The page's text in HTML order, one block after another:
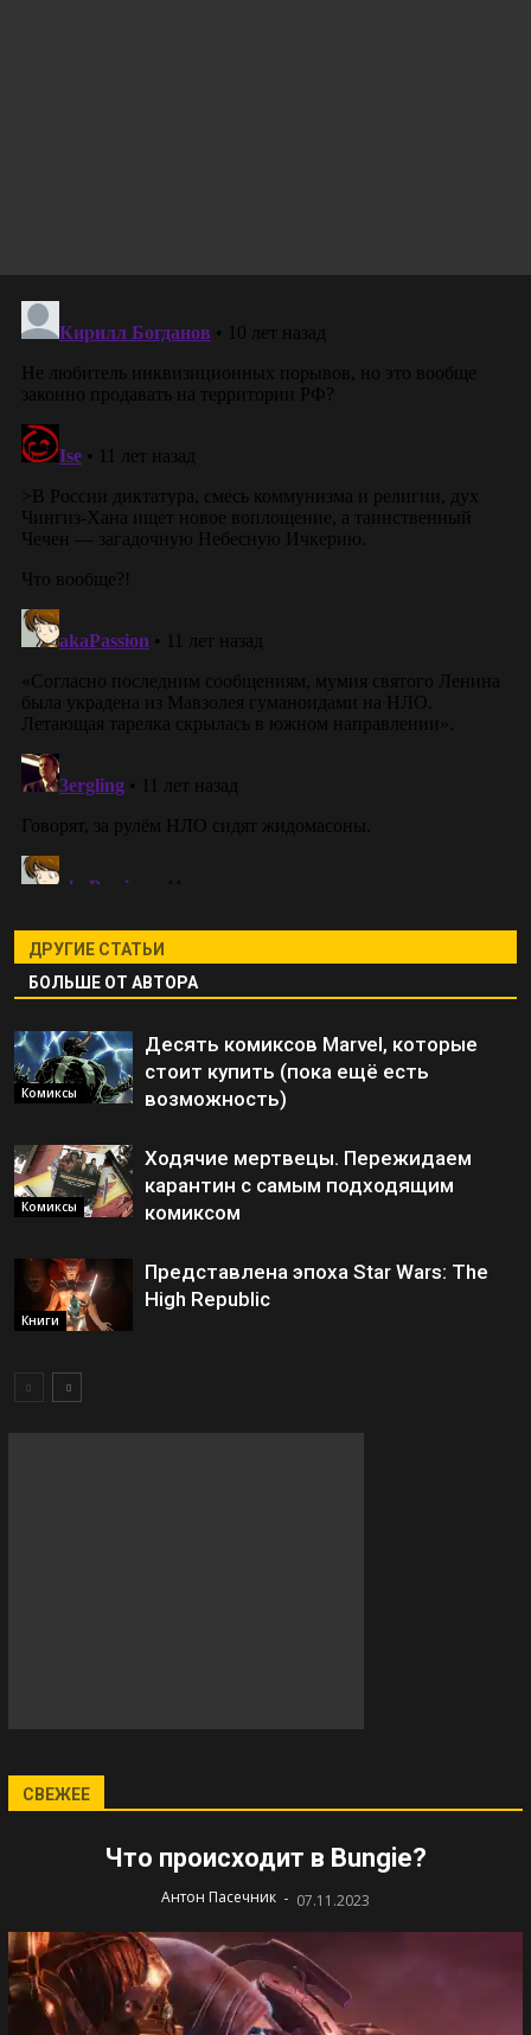
ДРУГИЕ СТАТЬИ
БОЛЬШЕ ОТ АВТОРА
Комиксы
Десять комиксов Marvel, которые
стоит купить (пока ещё есть
возможность)
Комиксы
Ходячие мертвецы. Пережидаем
карантин с самым подходящим
комиксом
Книги
Представлена эпоха Star Wars: The
High Republic
СВЕЖЕЕ
Что происходит в Bungie?
Антон Пасечник - 07.11.2023